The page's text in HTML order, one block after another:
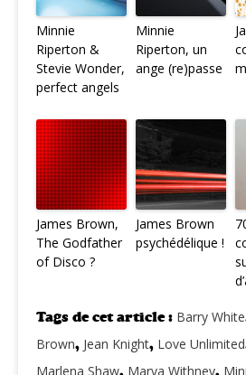
Minnie
Riperton &
Stevie Wonder,
perfect angels
Minnie
Riperton, un
ange (re)passe
James Brown,
The Godfather
of Disco ?
James Brown
psychédélique !
Tags de cet article : Barry White
Brown, Jean Knight, Love Unlimited
Marlena Shaw, Marva Withney,